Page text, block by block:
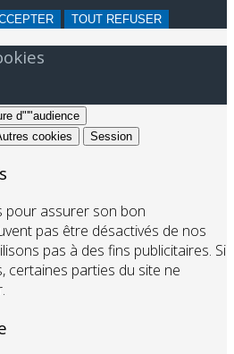
TOUT REFUSER
d"'"audience
cookies Session
pour assurer son bon
pas être désactivés de nos
pas à des fins publicitaires. Si
certaines parties du site ne